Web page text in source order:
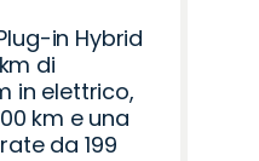
in Hybrid
di
in elettrico,
km e una
da 199